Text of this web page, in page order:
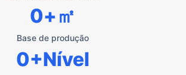
Base de produção
0+㎡
0+Nível